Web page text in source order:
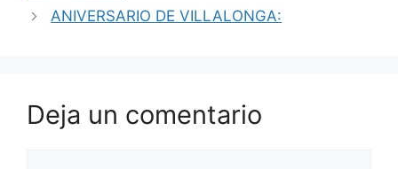
ANIVERSARIO DE VILLALONGA:
Deja un comentario